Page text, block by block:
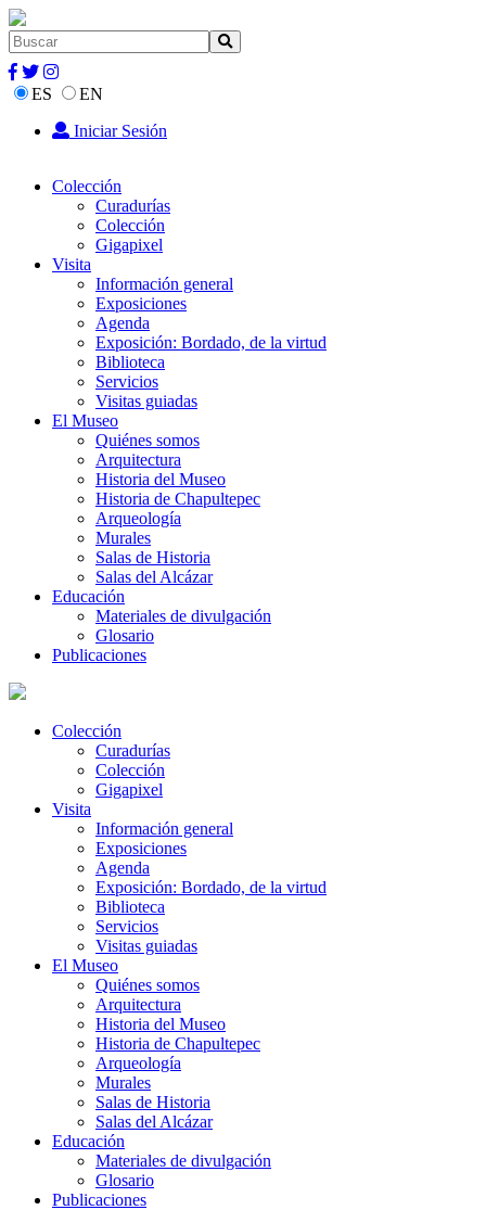
ES
EN
Iniciar Sesión
Colección
Curadurías
Colección
Gigapixel
Visita
Información general
Exposiciones
Agenda
Exposición: Bordado, de la virtud
Biblioteca
Servicios
Visitas guiadas
El Museo
Quiénes somos
Arquitectura
Historia del Museo
Historia de Chapultepec
Arqueología
Murales
Salas de Historia
Salas del Alcázar
Educación
Materiales de divulgación
Glosario
Publicaciones
Colección
Curadurías
Colección
Gigapixel
Visita
Información general
Exposiciones
Agenda
Exposición: Bordado, de la virtud
Biblioteca
Servicios
Visitas guiadas
El Museo
Quiénes somos
Arquitectura
Historia del Museo
Historia de Chapultepec
Arqueología
Murales
Salas de Historia
Salas del Alcázar
Educación
Materiales de divulgación
Glosario
Publicaciones